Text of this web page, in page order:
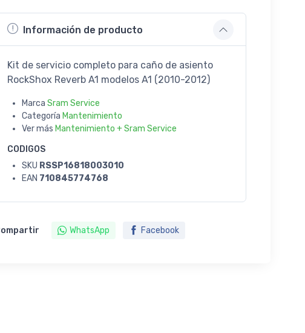
Información de producto
Kit de servicio completo para caño de asiento
RockShox Reverb A1 modelos A1 (2010-2012)
Marca Sram Service
Categoría Mantenimiento
Ver más Mantenimiento + Sram Service
CODIGOS
SKU RSSP16818003010
EAN 710845774768
WhatsApp Facebook